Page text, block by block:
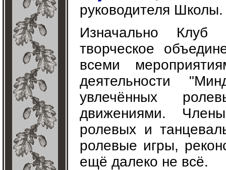
руководителя Школы.
Изначально Клуб
творческое
всеми
деятельности
увлечённых
движениями.
ролевых и
ролевые игры,
ещё далеко не всё.